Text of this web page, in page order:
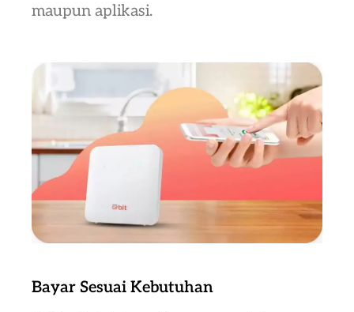
maupun aplikasi.
Bayar Sesuai Kebutuhan